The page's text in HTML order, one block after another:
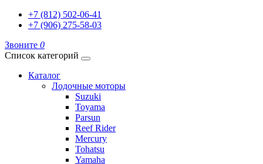
+7 (812) 502-06-41
+7 (906) 275-58-03
Звоните 0
Список категорий
Каталог
Лодочные моторы
Suzuki
Toyama
Parsun
Reef Rider
Mercury
Tohatsu
Yamaha